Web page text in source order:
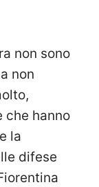
non sono
non
hanno
la
difese